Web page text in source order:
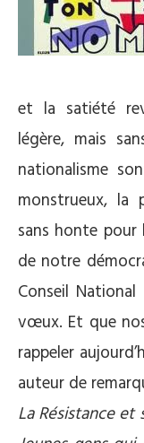
et la satiété
légère, mais
nationalisme
monstrueux, la
sans honte pour
de notre
Conseil
vœux. Et que
rappeler
auteur de
La Résistance et